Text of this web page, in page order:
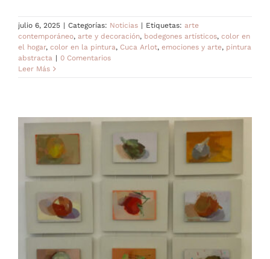
julio 6, 2025 | Categorías: Noticias | Etiquetas: arte
contemporáneo, arte y decoración, bodegones artísticos, color en
el hogar, color en la pintura, Cuca Arlot, emociones y arte, pintura
abstracta | 0 Comentarios
Leer Más